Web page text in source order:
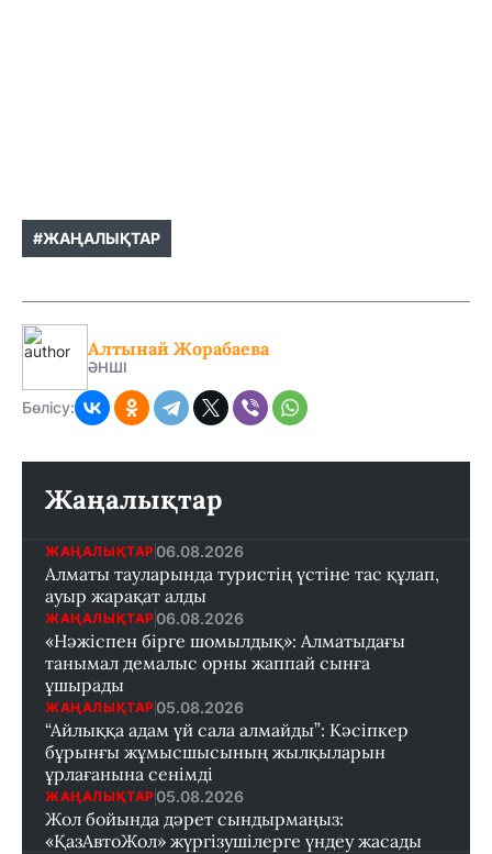
#ЖАҢАЛЫҚТАР
Алтынай Жорабаева
ӘНШІ
Бөлісу:
Жаңалықтар
ЖАҢАЛЫҚТАР 06.08.2026
Алматы тауларында туристің үстіне тас құлап,
ауыр жарақат алды
ЖАҢАЛЫҚТАР 06.08.2026
«Нәжіспен бірге шомылдық»: Алматыдағы
танымал демалыс орны жаппай сынға
ұшырады
ЖАҢАЛЫҚТАР 05.08.2026
“Айлыққа адам үй сала алмайды”: Кәсіпкер
бұрынғы жұмысшысының жылқыларын
ұрлағанына сенімді
ЖАҢАЛЫҚТАР 05.08.2026
Жол бойында дәрет сындырмаңыз:
«ҚазАвтоЖол» жүргізушілерге үндеу жасады